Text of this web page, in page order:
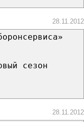
28.11.2012
сезон
28.11.2012